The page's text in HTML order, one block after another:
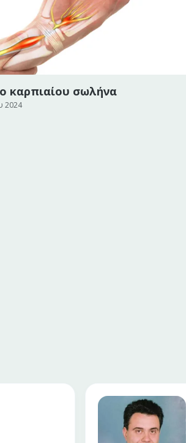
καρπιαίου σωλήνα
2024